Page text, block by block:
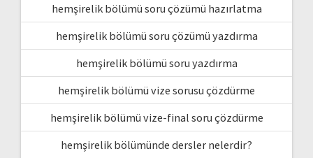
hemşirelik bölümü soru çözümü hazırlatma
hemşirelik bölümü soru çözümü yazdırma
hemşirelik bölümü soru yazdırma
hemşirelik bölümü vize sorusu çözdürme
hemşirelik bölümü vize-final soru çözdürme
hemşirelik bölümünde dersler nelerdir?